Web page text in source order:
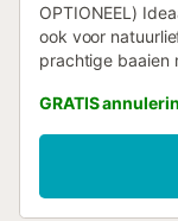
OPTIONEEL)
ook voor
prachtige baaien
vakantie, want
gerechten bereid
verbouwd, zoals
en schaaldieren
PRECIO 1
GRATIS